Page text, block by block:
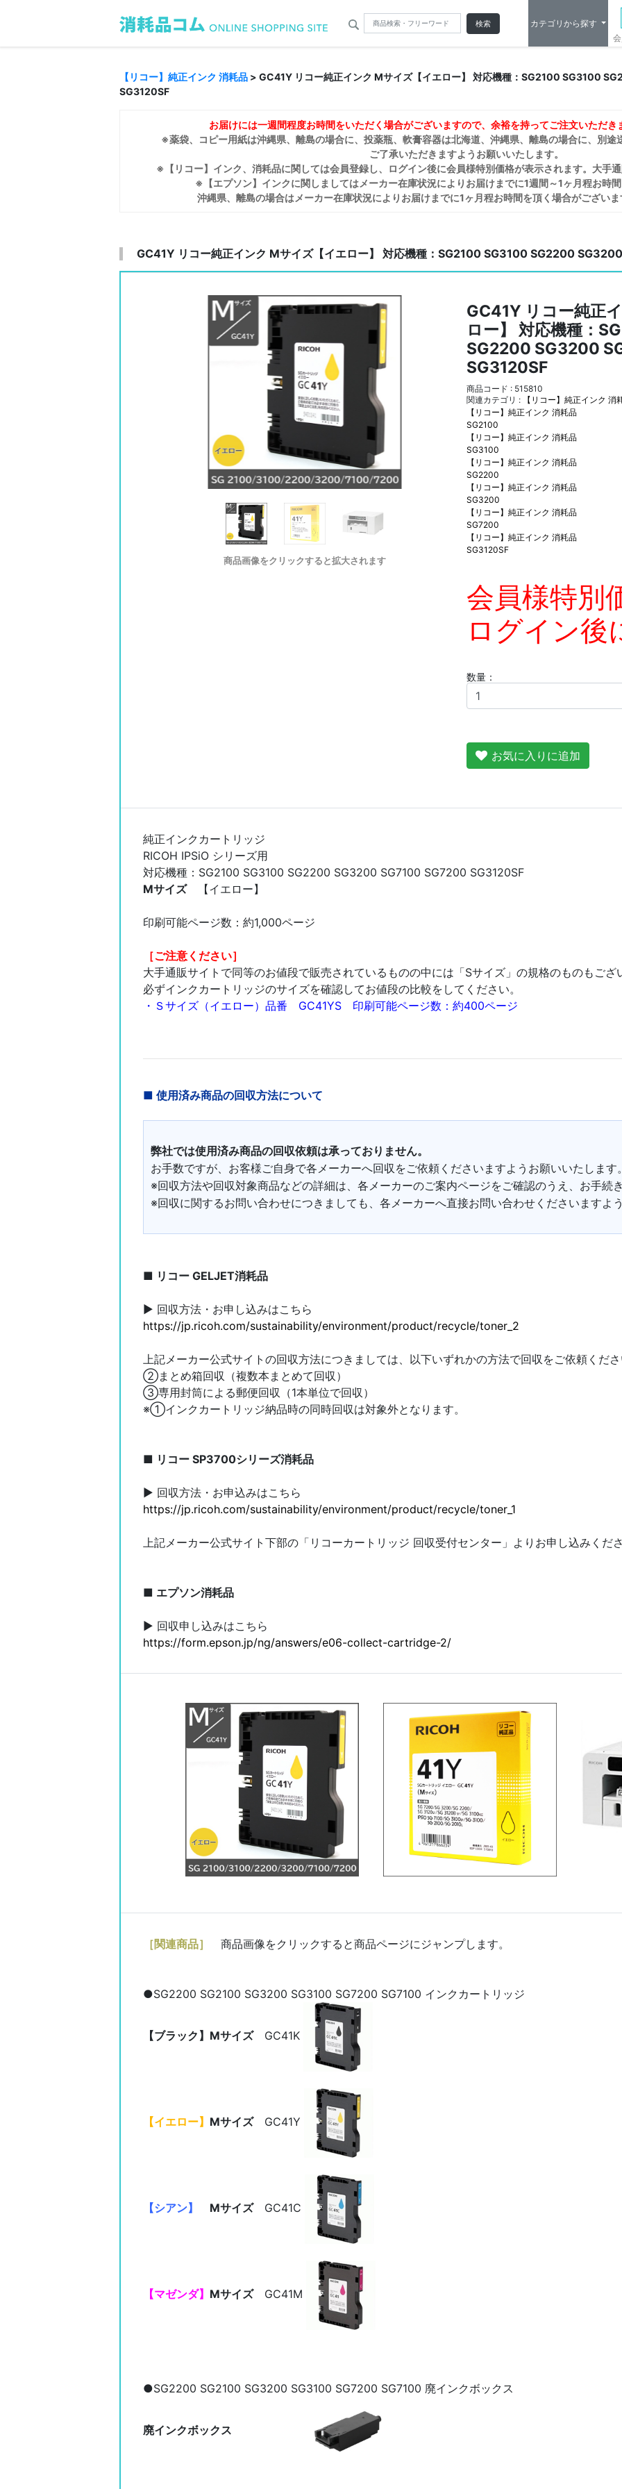
検索
カテゴリから探す
【リコー】純正インク 消耗品 > GC41Y リコー純正インク Mサイズ【イエロー】 対応機種：SG2100 SG3100
SG3120SF
お届けには一週間程度お時間をいただく場合がございますので、余裕を持ってご注文いただき
※薬袋、コピー用紙は沖縄県、離島の場合に、投薬瓶、軟膏容器は北海道、沖縄県、離島の場合に、別途
ご了承いただきますようお願いいたします。
※【リコー】インク、消耗品に関しては会員登録し、ログイン後に会員様特別価格が表示されます。大手
※【エプソン】インクに関しましてはメーカー在庫状況によりお届けまでに1週間～1ヶ月程お時
沖縄県、離島の場合はメーカー在庫状況によりお届けまでに1ヶ月程お時間を頂く場合がござい
GC41Y リコー純正インク Mサイズ【イエロー】 対応機種：SG2100 SG3100 SG2200
商品画像をクリックすると拡大されます
GC41Y リコー純正
ロー】 対応機種：
SG2200 SG3200
SG3120SF
商品コード : 515810
関連カテゴリ :
【リコー】純正インク 消
【リコー】純正インク 消耗品
SG2100
【リコー】純正インク 消耗品
SG3100
【リコー】純正インク 消耗品
SG2200
【リコー】純正インク 消耗品
SG3200
【リコー】純正インク 消耗品
SG7200
【リコー】純正インク 消耗品
SG3120SF
会員様特別
ログイン後
数量：
お気に入りに追加
純正インクカートリッジ
RICOH IPSiO シリーズ用
対応機種：SG2100 SG3100 SG2200 SG3200 SG7100 SG7200 SG3120SF
Mサイズ
【イエロー】
印刷可能ページ数：約1,000ページ
［ご注意ください］
大手通販サイトで同等のお値段で販売されているものの中には「Sサイズ」の規格のものもござ
必ずインクカートリッジのサイズを確認してお値段の比較をしてください。
・Ｓサイズ（イエロー）品番 GC41YS 印刷可能ページ数：約400ページ
■ 使用済み商品の回収方法について
弊社では使用済み商品の回収依頼は承っておりません。
お手数ですが、お客様ご自身で各メーカーへ回収をご依頼くださいますようお願いいたします
※回収方法や回収対象商品などの詳細は、各メーカーのご案内ページをご確認のうえ、お手続
※回収に関するお問い合わせにつきましても、各メーカーへ直接お問い合わせくださいますよ
■ リコー GELJET消耗品
▶ 回収方法・お申し込みはこちら
https://jp.ricoh.com/sustainability/environment/product/recycle/toner_2
上記メーカー公式サイトの回収方法につきましては、以下いずれかの方法で回収をご依頼くだ
②まとめ箱回収（複数本まとめて回収）
③専用封筒による郵便回収（1本単位で回収）
※①インクカートリッジ納品時の同時回収は対象外となります。
■ リコー SP3700シリーズ消耗品
▶ 回収方法・お申込みはこちら
https://jp.ricoh.com/sustainability/environment/product/recycle/toner_1
上記メーカー公式サイト下部の「リコーカートリッジ 回収受付センター」よりお申し込みくだ
■ エプソン消耗品
▶ 回収申し込みはこちら
https://form.epson.jp/ng/answers/e06-collect-cartridge-2/
［関連商品］ 商品画像をクリックすると商品ページにジャンプします。
●SG2200 SG2100 SG3200 SG3100 SG7200 SG7100 インクカートリッジ
【ブラック】MサイズGC41K
【イエロー】 MサイズGC41Y
【シアン】 MサイズGC41C
【マゼンダ】 MサイズGC41M
●SG2200 SG2100 SG3200 SG3100 SG7200 SG7100 廃インクボックス
廃インクボックス